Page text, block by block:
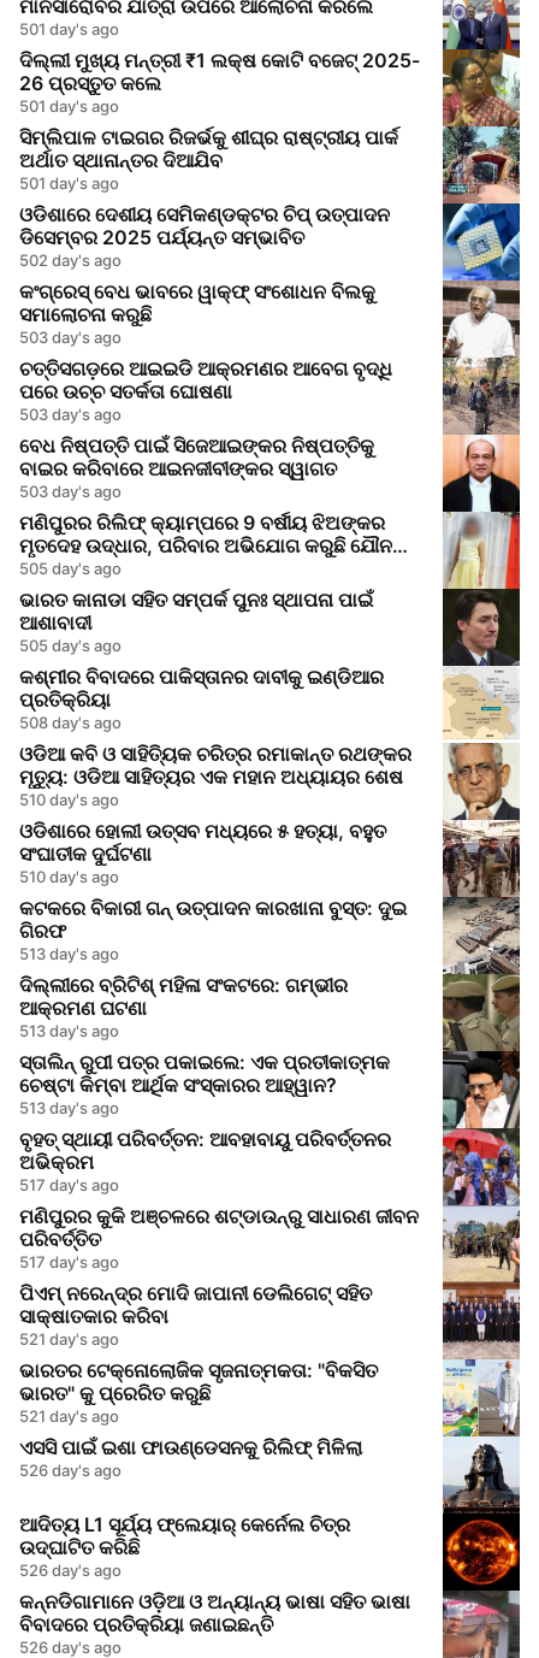
ମାନସାରୋବର ଯାତ୍ରା ଉପରେ ଆଲୋଚନା କରିଲେ
501 day's ago
ଦିଲ୍ଲୀ ମୁଖ୍ୟ ମନ୍ତ୍ରୀ ₹1 ଲକ୍ଷ କୋଟି ବଜେଟ୍ 2025-
26 ପ୍ରସ୍ତୁତ କଲେ
501 day's ago
ସିମ୍ଲିପାଳ ଟାଇଗର ରିଜର୍ଭକୁ ଶୀଘ୍ର ରାଷ୍ଟ୍ରୀୟ ପାର୍କ
ଅର୍ଥାତ ସ୍ଥାନାନ୍ତର ଦିଆଯିବ
501 day's ago
ଓଡିଶାରେ ଦେଶୀୟ ସେମିକଣ୍ଡକ୍ଟର ଚିପ୍ ଉତ୍ପାଦନ
ଡିସେମ୍ବର 2025 ପର୍ଯ୍ୟନ୍ତ ସମ୍ଭାବିତ
502 day's ago
କଂଗ୍ରେସ୍ ବେଧ ଭାବରେ ୱାକ୍ଫ୍ ସଂଶୋଧନ ବିଲକୁ
ସମାଲୋଚନା କରୁଛି
503 day's ago
ଚତ୍ତିସଗଡ଼ରେ ଆଇଇଡି ଆକ୍ରମଣର ଆବେଗ ବୃଦ୍ଧି
ପରେ ଉଚ୍ଚ ସତର୍କତା ଘୋଷଣା
503 day's ago
ବେଧ ନିଷ୍ପତ୍ତି ପାଇଁ ସିଜେଆଇଙ୍କର ନିଷ୍ପତ୍ତିକୁ
ବାଇର କରିବାରେ ଆଇନଜୀବୀଙ୍କର ସ୍ୱାଗତ
503 day's ago
ମଣିପୁରର ରିଲିଫ୍ କ୍ୟାମ୍ପରେ 9 ବର୍ଷୀୟ ଝିଅଙ୍କର
ମୃତଦେହ ଉଦ୍ଧାର, ପରିବାର ଅଭିଯୋଗ କରୁଛି ଯୌନ
ଆକ୍ରମଣର
505 day's ago
ଭାରତ କାନାଡା ସହିତ ସମ୍ପର୍କ ପୁନଃ ସ୍ଥାପନା ପାଇଁ
ଆଶାବାଦୀ
505 day's ago
କଶ୍ମୀର ବିବାଦରେ ପାକିସ୍ତାନର ଦାବୀକୁ ଇଣ୍ଡିଆର
ପ୍ରତିକ୍ରିୟା
508 day's ago
ଓଡିଆ କବି ଓ ସାହିତ୍ୟିକ ଚରିତ୍ର ରମାକାନ୍ତ ରଥଙ୍କର
ମୃତ୍ୟୁ: ଓଡିଆ ସାହିତ୍ୟର ଏକ ମହାନ ଅଧ୍ୟାୟର ଶେଷ
510 day's ago
ଓଡିଶାରେ ହୋଲୀ ଉତ୍ସବ ମଧ୍ୟରେ ୫ ହତ୍ୟା, ବହୁତ
ସଂଘାତୀକ ଦୁର୍ଘଟଣା
510 day's ago
କଟକରେ ବିକାରୀ ଗନ୍ ଉତ୍ପାଦନ କାରଖାନା ବୁସ୍ତ: ଦୁଇ
ଗିରଫ
513 day's ago
ଦିଲ୍ଲୀରେ ବ୍ରିଟିଶ୍ ମହିଳା ସଂକଟରେ: ଗମ୍ଭୀର
ଆକ୍ରମଣ ଘଟଣା
513 day's ago
ସ୍ତାଲିନ୍ ରୁପୀ ପତ୍ର ପକାଇଲେ: ଏକ ପ୍ରତୀକାତ୍ମକ
ଚେଷ୍ଟା କିମ୍ବା ଆର୍ଥିକ ସଂସ୍କାରର ଆହ୍ୱାନ?
513 day's ago
ବୃହତ୍ ସ୍ଥାୟୀ ପରିବର୍ତ୍ତନ: ଆବହାବାୟୁ ପରିବର୍ତ୍ତନର
ଅଭିକ୍ରମ
517 day's ago
ମଣିପୁରର କୁକି ଅଞ୍ଚଳରେ ଶଟ୍ଡାଉନ୍‌ରୁ ସାଧାରଣ ଜୀବନ
ପରିବର୍ତ୍ତିତ
517 day's ago
ପିଏମ୍ ନରେନ୍ଦ୍ର ମୋଦି ଜାପାନୀ ଡେଲିଗେଟ୍ ସହିତ
ସାକ୍ଷାତକାର କରିବା
521 day's ago
ଭାରତର ଟେକ୍ନୋଲୋଜିକ ସୃଜନାତ୍ମକତା: "ବିକସିତ
ଭାରତ" କୁ ପ୍ରେରିତ କରୁଛି
521 day's ago
ଏସସି ପାଇଁ ଇଶା ଫାଉଣ୍ଡେସନକୁ ରିଲିଫ୍ ମିଳିଲା
526 day's ago
ଆଦିତ୍ୟ L1 ସୂର୍ଯ୍ୟ ଫ୍ଲେୟାର୍ କେର୍ନେଲ ଚିତ୍ର
ଉଦ୍ଘାଟିତ କରିଛି
526 day's ago
କନ୍ନଡିଗାମାନେ ଓଡ଼ିଆ ଓ ଅନ୍ୟାନ୍ୟ ଭାଷା ସହିତ ଭାଷା
ବିବାଦରେ ପ୍ରତିକ୍ରିୟା ଜଣାଇଛନ୍ତି
526 day's ago